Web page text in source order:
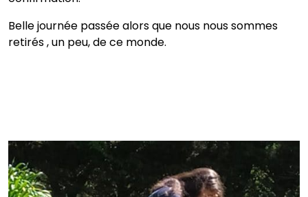
Belle journée passée alors que nous nous sommes
retirés , un peu, de ce monde.